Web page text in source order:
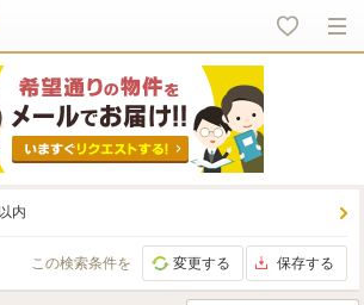
内
この検索条件を 変更する 保存する